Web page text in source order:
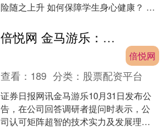
险随之上升 如何保障学生身心健康？ 这
发健康风险，....
倍悦网 金马游乐：公司于2025年上半年通过参股投资方式成为矩阵超智公司的股东
倍悦网
查看： 189 分类： 股票配资平台
证券日报网讯金马游乐10月31日发布公
告，在公司回答调研者提问时表示，公
司认可矩阵超智的技术实力及发展理